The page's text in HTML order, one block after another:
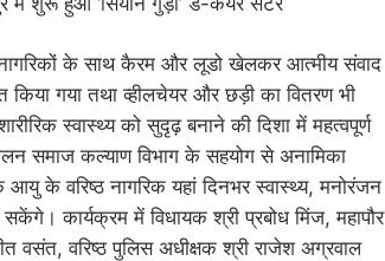
नागरिकों के साथ कैरम और लूडो खेलकर आत्मीय संवाद
गया तथा व्हीलचेयर और छड़ी का वितरण भी
स्वास्थ्य को सुदृढ़ बनाने की दिशा में महत्वपूर्ण
समाज कल्याण विभाग के सहयोग से अनामिका
आयु के वरिष्ठ नागरिक यहां दिनभर स्वास्थ्य, मनोरंजन
कार्यक्रम में विधायक श्री प्रबोध मिंज, महापौर
वसंत, वरिष्ठ पुलिस अधीक्षक श्री राजेश अग्रवाल